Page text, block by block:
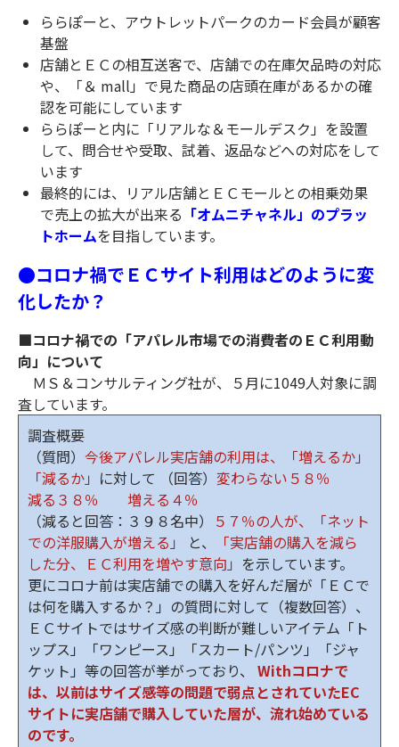
ららぽーと、アウトレットパークのカード会員が顧客
基盤
店舗とＥＣの相互送客で、店舗での在庫欠品時の対応
や、「＆ mall」で見た商品の店頭在庫があるかの確
認を可能にしています
ららぽーと内に「リアルな＆モールデスク」を設置
して、問合せや受取、試着、返品などへの対応をして
います
最終的には、リアル店舗とＥＣモールとの相乗効果
で売上の拡大が出来る 「オムニチャネル」のプラッ
トホームを目指しています。
●コロナ禍でＥＣサイト利用はどのように変
化したか？
■コロナ禍での「アパレル市場での消費者のＥＣ利用動
向」について
ＭＳ＆コンサルティング社が、５月に1049人対象に調
査しています。
調査概要
（質問） 今後アパレル実店舗の利用は、「増えるか」
「減るか」 に対して （回答） 変わらない５８％
減る３８％ 増える４％
（減ると回答：３９８名中）
５７％の人が、「ネット
での洋服購入が増える」
と、
「実店舗の購入を減ら
した分、ＥＣ利用を増やす意向」 を示しています。
更にコロナ前は実店舗での購入を好んだ層が「ＥＣで
は何を購入するか？」の質問に対して（複数回答）、
ＥＣサイトではサイズ感の判断が難しいアイテム「ト
ップス」「ワンピース」「スカート/パンツ」「ジャ
ケット」等の回答が挙がっており、 Withコロナで
は、以前はサイズ感等の問題で弱点とされていたEC
サイトに実店舗で購入していた層が、流れ始めている
のです。